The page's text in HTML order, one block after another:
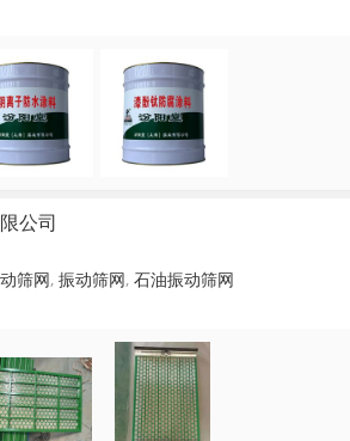
公司
筛网,振动筛网,石油振动筛网